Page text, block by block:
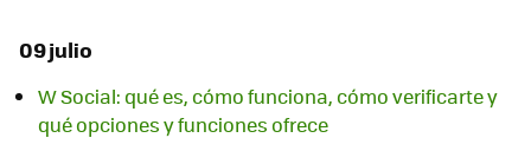
09 julio
W Social: qué es, cómo funciona, cómo verificarte y
qué opciones y funciones ofrece